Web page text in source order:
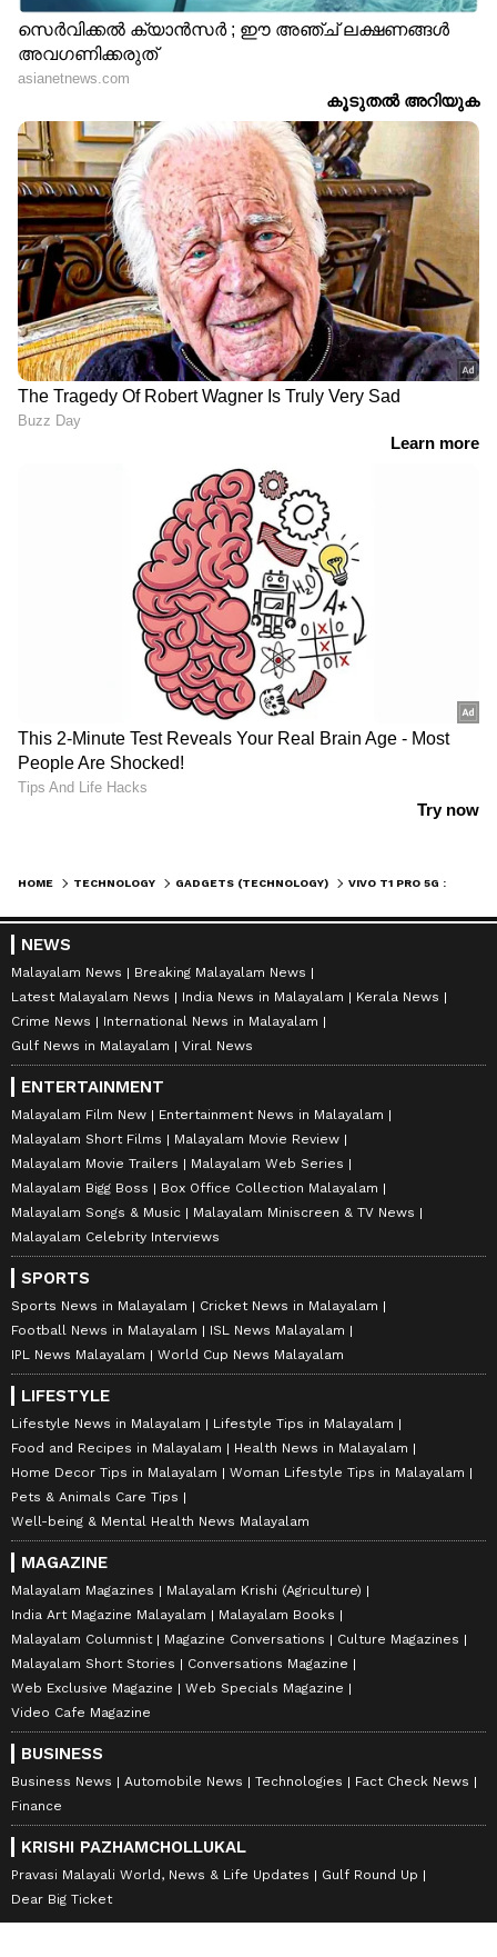
HOME TECHNOLOGY GADGETS (TECHNOLOGY)
NEWS
Malayalam News
Breaking Malayalam News
Latest Malayalam News
India News in Malayalam
Kerala News
Crime News
International News in Malayalam
Gulf News in Malayalam
Viral News
ENTERTAINMENT
Malayalam Film New
Entertainment News in Malayalam
Malayalam Short Films
Malayalam Movie Review
Malayalam Movie Trailers
Malayalam Web Series
Malayalam Bigg Boss
Box Office Collection Malayalam
Malayalam Songs & Music
Malayalam Miniscreen & TV News
Malayalam Celebrity Interviews
SPORTS
Sports News in Malayalam
Cricket News in Malayalam
Football News in Malayalam
ISL News Malayalam
IPL News Malayalam
World Cup News Malayalam
LIFESTYLE
Lifestyle News in Malayalam
Lifestyle Tips in Malayalam
Food and Recipes in Malayalam
Health News in Malayalam
Home Decor Tips in Malayalam
Woman Lifestyle Tips in Malayalam
Pets & Animals Care Tips
Well-being & Mental Health News Malayalam
MAGAZINE
Malayalam Magazines
Malayalam Krishi (Agriculture)
India Art Magazine Malayalam
Malayalam Books
Malayalam Columnist
Magazine Conversations
Culture Magazines
Malayalam Short Stories
Conversations Magazine
Web Exclusive Magazine
Web Specials Magazine
Video Cafe Magazine
BUSINESS
Business News Automobile News Technologies
Fact Check News
Finance
KRISHI PAZHAMCHOLLUKAL
Pravasi Malayali World, News & Life Updates
Gulf Round Up
Dear Big Ticket